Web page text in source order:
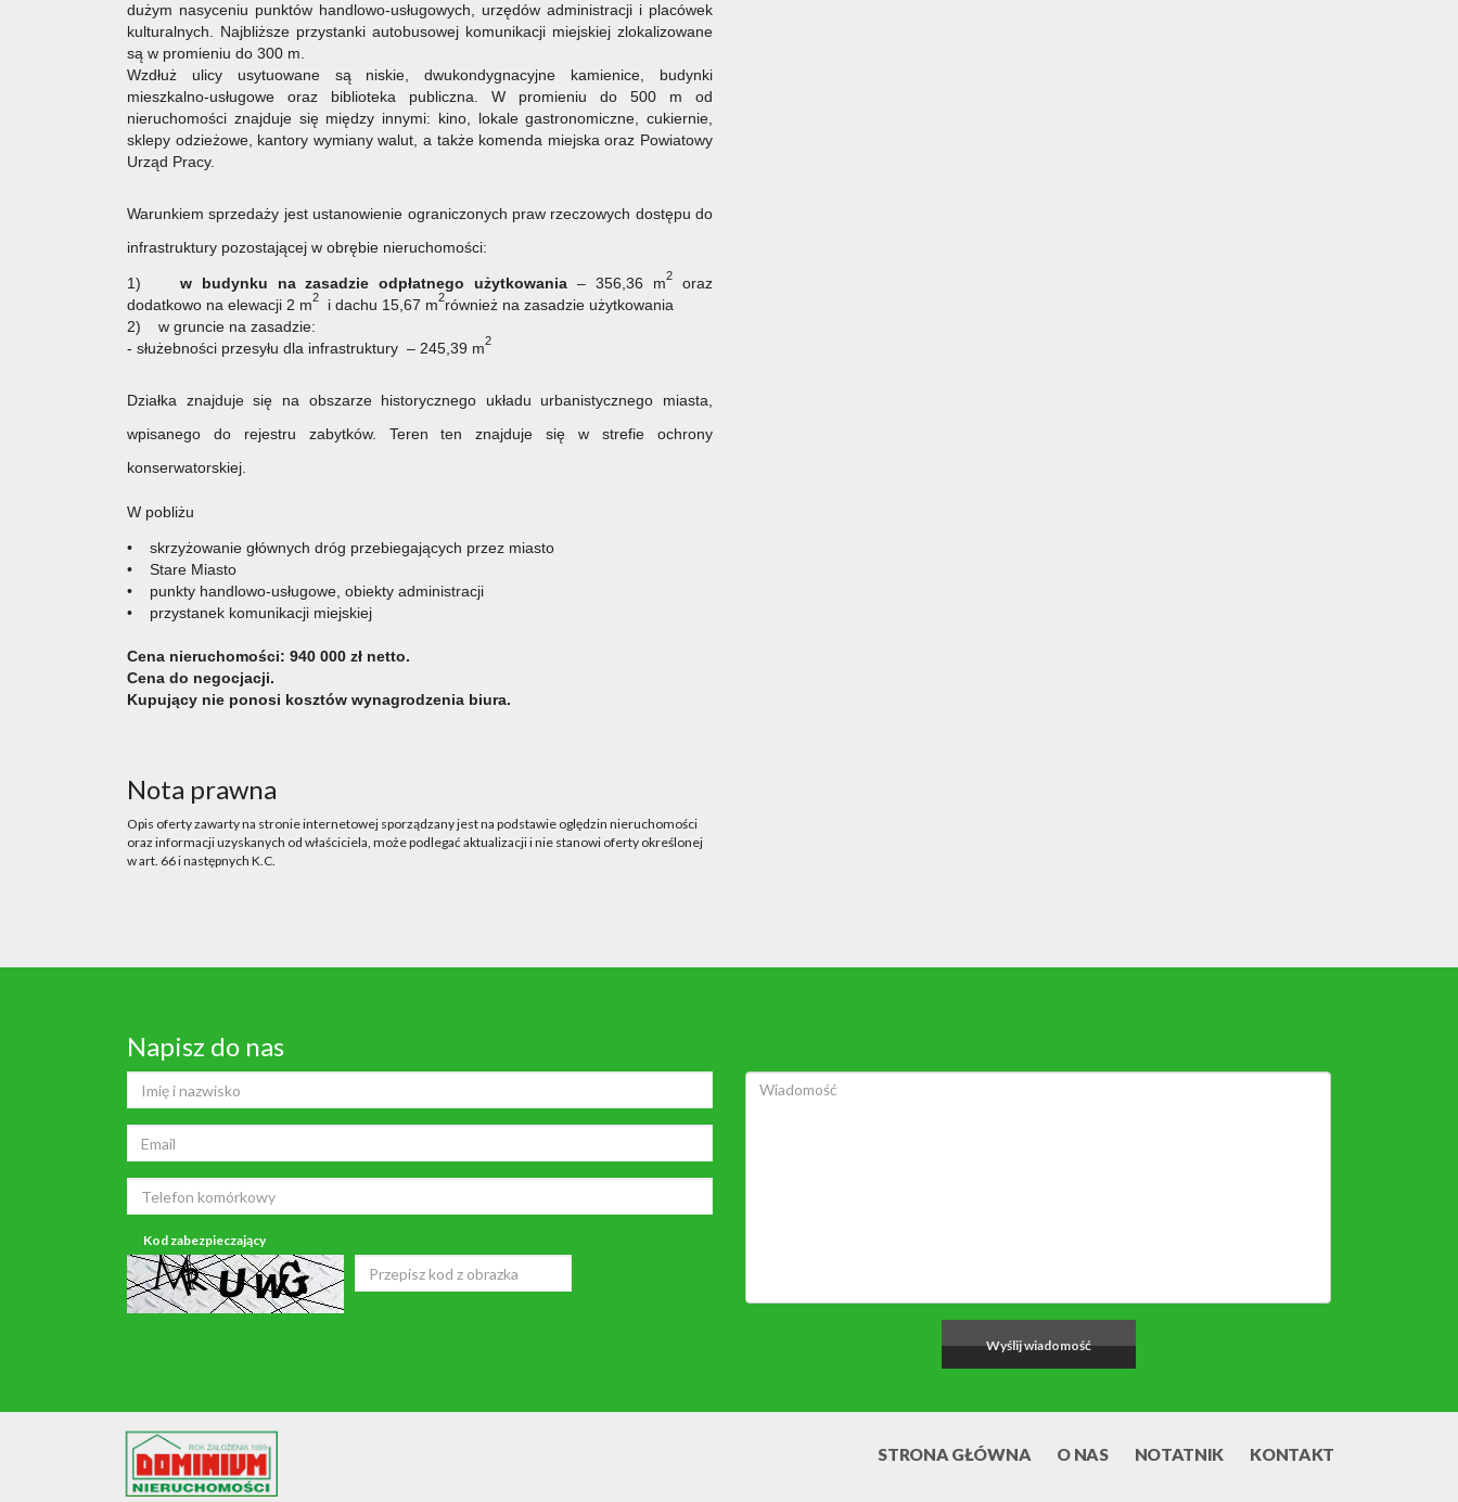
dużym nasyceniu punktów handlowo-usługowych, urzędów administracji i placówek
kulturalnych. Najbliższe przystanki autobusowej komunikacji miejskiej zlokalizowane
są w promieniu do 300 m.
Wzdłuż ulicy usytuowane są niskie, dwukondygnacyjne kamienice, budynki
mieszkalno-usługowe oraz biblioteka publiczna. W promieniu do 500 m od
nieruchomości znajduje się między innymi: kino, lokale gastronomiczne, cukiernie,
sklepy odzieżowe, kantory wymiany walut, a także komenda miejska oraz Powiatowy
Urząd Pracy.
Warunkiem sprzedaży jest ustanowienie ograniczonych praw rzeczowych dostępu do
infrastruktury pozostającej w obrębie nieruchomości:
1) w budynku na zasadzie odpłatnego użytkowania – 356,36 m2
oraz
dodatkowo na elewacji 2 m2 i dachu 15,67 m2również na zasadzie użytkowania
2) w gruncie na zasadzie:
- służebności przesyłu dla infrastruktury – 245,39 m2
Działka znajduje się na obszarze historycznego układu urbanistycznego miasta,
wpisanego do rejestru zabytków. Teren ten znajduje się w strefie ochrony
konserwatorskiej.
W pobliżu
• skrzyżowanie głównych dróg przebiegających przez miasto
• Stare Miasto
• punkty handlowo-usługowe, obiekty administracji
• przystanek komunikacji miejskiej
Cena nieruchomości: 940 000 zł netto.
Cena do negocjacji.
Kupujący nie ponosi kosztów wynagrodzenia biura.
Nota prawna
Opis oferty zawarty na stronie internetowej sporządzany jest na podstawie oględzin nieruchomości
oraz informacji uzyskanych od właściciela, może podlegać aktualizacji i nie stanowi oferty określonej
w art. 66 i następnych K.C.
Napisz do nas
Kod zabezpieczający
STRONA GŁÓWNA O NAS NOTATNIK KONTAKT